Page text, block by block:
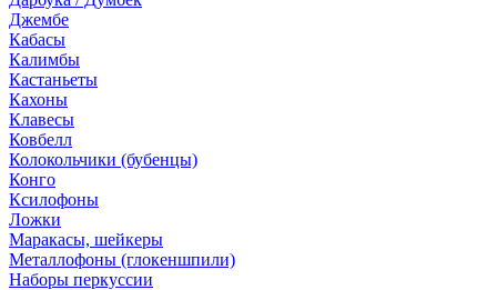
Джембе
Кабасы
Калимбы
Кастаньеты
Кахоны
Клавесы
Ковбелл
Колокольчики (бубенцы)
Конго
Ксилофоны
Ложки
Маракасы, шейкеры
Металлофоны (глокеншпили)
Наборы перкуссии